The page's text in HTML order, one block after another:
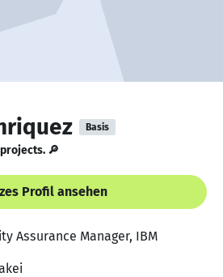
Basis
🔎
Profil ansehen
Assurance Manager, IBM